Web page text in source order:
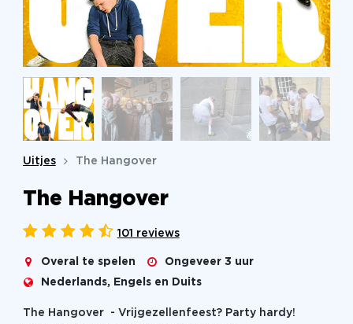
Uitjes The Hangover
The Hangover
101 reviews
Overal te spelen Ongeveer 3 uur
Nederlands, Engels en Duits
The Hangover - Vrijgezellenfeest? Party hardy!